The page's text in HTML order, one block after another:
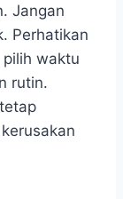
Jangan
Perhatikan
waktu
rutin.